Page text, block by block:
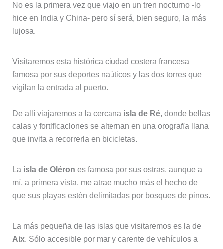
No es la primera vez que viajo en un tren nocturno -lo
hice en India y China- pero sí será, bien seguro, la más
lujosa.
Visitaremos esta histórica ciudad costera francesa
famosa por sus deportes naúticos y las dos torres que
vigilan la entrada al puerto.
De allí viajaremos a la cercana isla de Ré, donde bellas
calas y fortificaciones se alternan en una orografía llana
que invita a recorrerla en bicicletas.
La isla de Oléron es famosa por sus ostras, aunque a
mí, a primera vista, me atrae mucho más el hecho de
que sus playas estén delimitadas por bosques de pinos.
La más pequeña de las islas que visitaremos es la de
Aix. Sólo accesible por mar y carente de vehículos a